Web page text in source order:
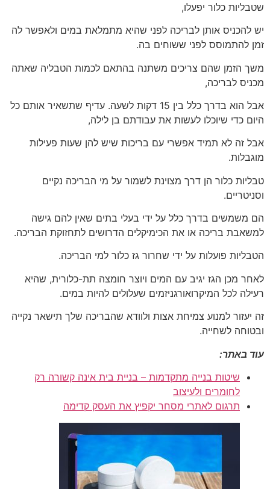
שטבליות כלור יפעלו,
יש להכניס אותן לבריכה לפני שהיא מתמלאת במים ולאפשר לה
זמן להתמוסס לפני ששוחים בה.
משך הזמן שהם צריכים משתנה בהתאם לכמות הטבליה שאתה
מכניס לבריכה,
אבל הוא בדרך כלל בין 15 דקות לשעה. עדיף שתשאיר אותם כל
היום כדי שיוכלו לעשות את עבודתם בן לילה,
אבל זה לא תמיד אפשרי עם בריכות שיש להן שעות פעילות
מוגבלות.
טבליות כלור הן דרך מצוינת לשמור על מי הבריכה נקיים
וסניטריים.
הם משמשים בדרך כלל על ידי בעלי בתים שאין להם גישה
למשאבת בריכה או את הכימיקלים הדרושים לתחזוקת הבריכה.
הטבליות פועלות על ידי שחרור גז כלור למי הבריכה.
לאחר מכן הגז יגיב עם המים ויוצר חומצה תת-כלורית, שהיא
רעילה לכל המיקרואורגניזמים שעלולים להיות במים.
זה יעזור למנוע צמיחת אצות ולוודא שהבריכה שלך תישאר נקייה
ובטוחה לשחייה.
עוד באתר:
שיטות בנייה מתקדמות – בניית בית אינה קשורה רק
לחומרים ולעיצוב
תרגום לאתרי מסחר יקפיץ את העסק קדימה